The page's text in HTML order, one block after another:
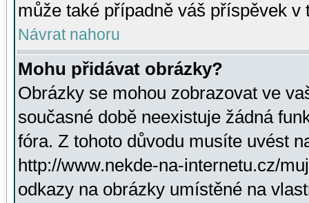
může také případně váš příspěvek v
Návrat nahoru
Mohu přidávat obrázky?
Obrázky se mohou zobrazovat ve
současné době neexistuje žádná
fóra. Z tohoto důvodu musíte uvést
http://www.nekde-na-internetu.cz/
odkazy na obrázky umístěné na